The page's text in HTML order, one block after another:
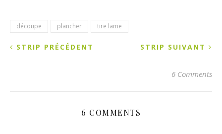
découpe plancher tire lame
STRIP SUIVANT
STRIP PRÉCÉDENT
6 Comments
6 COMMENTS